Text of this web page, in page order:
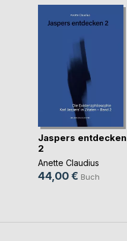
Jaspers entdecken
2
Anette Claudius
44,00 € Buch